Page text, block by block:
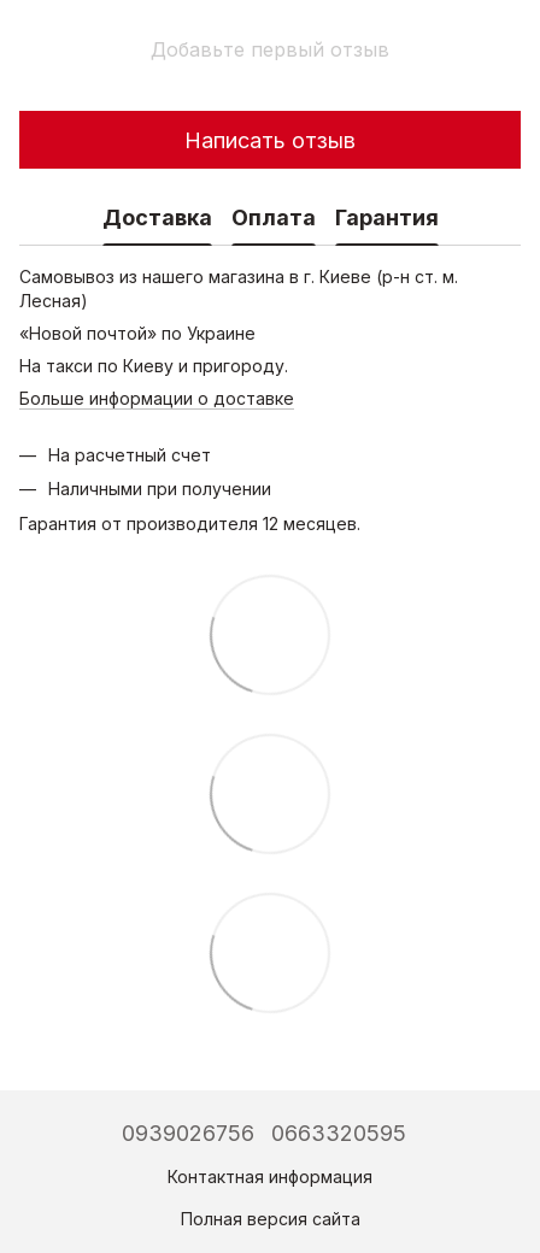
Добавьте первый отзыв
Написать отзыв
Доставка Оплата Гарантия
Самовывоз из нашего магазина в г. Киеве (р-н ст. м.
Лесная)
«Новой почтой» по Украине
На такси по Киеву и пригороду.
Больше информации о доставке
На расчетный счет
Наличными при получении
Гарантия от производителя 12 месяцев.
0939026756 0663320595
Контактная информация
Полная версия сайта